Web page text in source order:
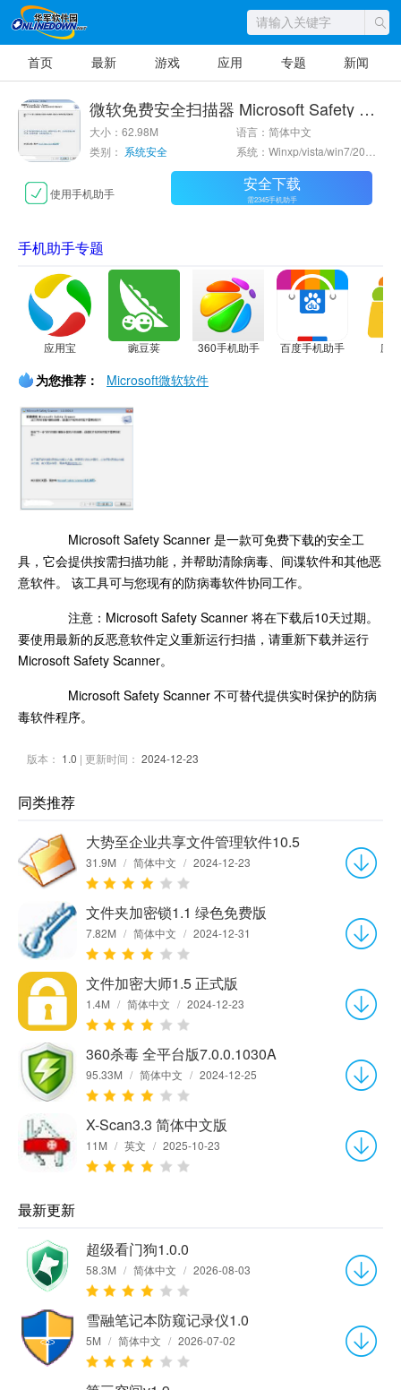
首页 最新 游戏 应用 专题 新闻
微软免费安全扫描器 Microsoft Safety Scanner (64bit)
大小：62.98M
语言：简体中文
类别： 系统安全
使用手机助手 安全下载
需2345手机助手
手机助手专题
应用宝 豌豆荚 360手机助手 百度手机助手 应
为您推荐： Microsoft微软软件
Microsoft Safety Scanner 是一款可免费下载的安全工
具，它会提供按需扫描功能，并帮助清除病毒、间谍软件和其他恶
意软件。 该工具可与您现有的防病毒软件协同工作。
注意：Microsoft Safety Scanner 将在下载后10天过期。
要使用最新的反恶意软件定义重新运行扫描，请重新下载并运行
Microsoft Safety Scanner。
Microsoft Safety Scanner 不可替代提供实时保护的防病
毒软件程序。
版本： 1.0 | 更新时间： 2024-12-23
同类推荐
大势至企业共享文件管理软件10.5
31.9M / 简体中文 / 2024-12-23
文件夹加密锁1.1 绿色免费版
7.82M / 简体中文 / 2024-12-31
文件加密大师1.5 正式版
1.4M / 简体中文 / 2024-12-23
360杀毒 全平台版7.0.0.1030A
95.33M / 简体中文 / 2024-12-25
X-Scan3.3 简体中文版
11M / 英文 / 2025-10-23
最新更新
超级看门狗1.0.0
58.3M / 简体中文 / 2026-08-03
雪融笔记本防窥记录仪1.0
5M / 简体中文 / 2026-07-02